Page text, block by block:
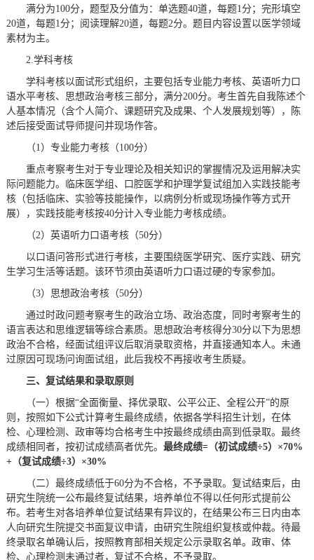
满分为100分，题型及分值为：单选题40道，每题1分；完形填空
20道，每题1分；阅读理解20道，每题2分。题目内容设置以医学领域
素材为主。
2.学科考核
学科考核以面试形式组织，主要包括专业能力考核、英语听力口
语水平考核、思想政治考核三部分，满分200分。考生首先自我陈述个
人基本情况（含个人简介、课题研究及成果、个人发展规划等），陈
述后接受面试导师提问并现场作答。
（1）专业能力考核（100分）
重点考察考生对于专业理论及相关知识的掌握情况及运用解决实
际问题能力。临床医学组、口腔医学和护理学复试组加入实践技能考
核（包括临床、实验等技能操作，以病例分析或现场操作等方式开
展），实践技能考核按40分计入专业能力考核成绩。
（2）英语听力口语考核（50分）
以口语问答形式进行考核，主要围绕医学研究、医疗实践、研究
生学习生活等话题。该环节须由英语听力口语过硬的专家参加。
（3）思想政治考核（50分）
通过时政问题考察考生的政治立场、政治态度，同时考察考生的
语言表达和思维逻辑等综合素质。思想政治考核得分30分以下为思想
政治不合格，经面试组评议后取消录取资格，并直接通知本人。未通
过原因可现场问询面试组，此后我校不再接收考生质疑。
三、复试结果和录取原则
（一）根据“全面衡量、择优录取、公平公正、全程公开”的原
则，按照如下公式计算考生最终成绩，依据各学科招生计划，在体
检、心理检测、政审等均合格考生中按最终成绩由高到低录取。最终
成绩相同者，按初试成绩高者优先。 最终成绩= （初试成绩÷5） ×70%
+（复试成绩÷3） ×30%
（二）最终成绩低于60分为不合格，不予录取。复试结束后，由
研究生院统一公布最终复试结果，培养单位不得以任何形式提前公
布。若考生对各培养单位复试结果有异议的，在结果公布三日内由本
人向研究生院提交书面复议申请，由研究生院组织复核或仲裁。待最
终录取名单确认后，按照教育部相关规定公示录取名单。政审、体
检、心理检测未通过者，复试不合格，不予录取。